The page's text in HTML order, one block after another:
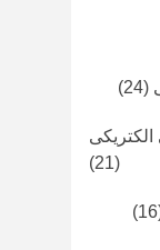
(24)
(21)